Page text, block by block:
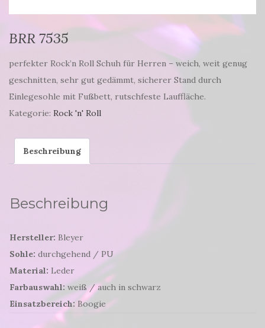
BRR 7535
perfekter Rock’n Roll Schuh für Herren – weich, weit genug
geschnitten, sehr gut gedämmt, sicherer Stand durch
Einlegesohle mit Fußbett, rutschfeste Lauffläche.
Kategorie: Rock 'n' Roll
Beschreibung
Beschreibung
Hersteller: Bleyer
Sohle: durchgehend / PU
Material: Leder
Farbauswahl: weiß / auch in schwarz
Einsatzbereich: Boogie